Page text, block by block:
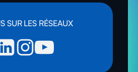
SUR LES RÉSEAUX